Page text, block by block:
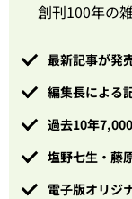
創刊100年の
最新記事が発
編集長による
過去10年
塩野七生・藤
電子版オリジ